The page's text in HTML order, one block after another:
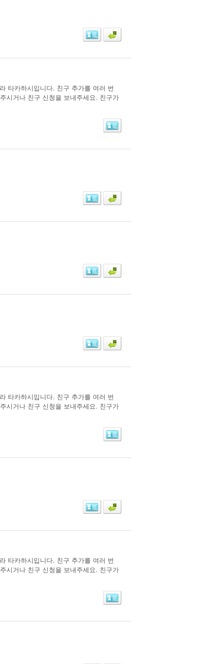
타카하시입니다. 친구 추가를 여러 번
시거나 친구 신청을 보내주세요. 친구가
타카하시입니다. 친구 추가를 여러 번
시거나 친구 신청을 보내주세요. 친구가
타카하시입니다. 친구 추가를 여러 번
시거나 친구 신청을 보내주세요. 친구가